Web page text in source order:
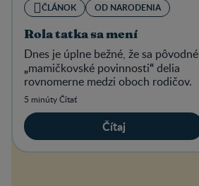
ČLÁNOK OD NARODENIA
Rola tatka sa mení
Dnes je úplne bežné, že sa pôvodné
„mamičkovské povinnosti“delia
rovnomerne medzi oboch rodičov.
5 minúty Čítať
Čítaj